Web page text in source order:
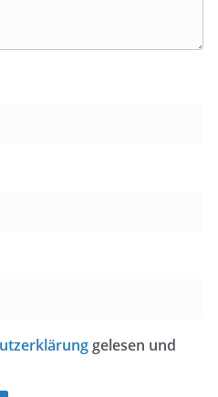
gelesen und